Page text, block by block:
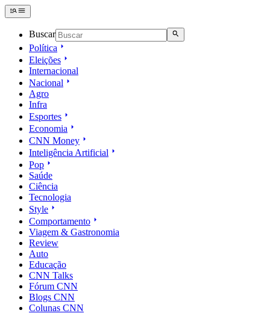
Buscar
Política
Eleições
Internacional
Nacional
Agro
Infra
Esportes
Economia
CNN Money
Inteligência Artificial
Pop
Saúde
Ciência
Tecnologia
Style
Comportamento
Viagem & Gastronomia
Review
Auto
Educação
CNN Talks
Fórum CNN
Blogs CNN
Colunas CNN